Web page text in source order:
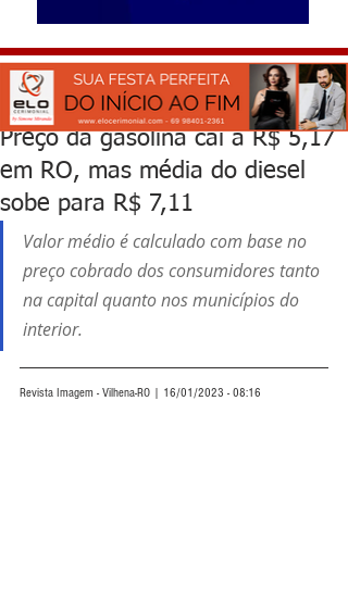
Preço da gasolina cai a R$ 5,17
em RO, mas média do diesel
sobe para R$ 7,11
Valor médio é calculado com base no
preço cobrado dos consumidores tanto
na capital quanto nos municípios do
interior.
Revista Imagem - Vilhena-RO | 16/01/2023 - 08:16